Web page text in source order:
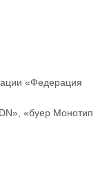
«Федерация
DN», «буер Монотип